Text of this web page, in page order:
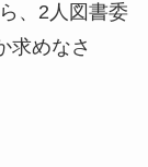
、2人図書委
求めなさ